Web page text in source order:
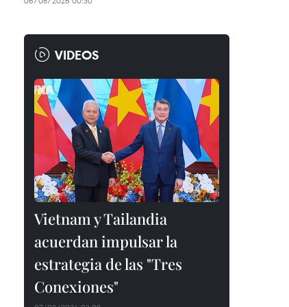
VIDEOS
Vietnam y Tailandia
acuerdan impulsar la
estrategia de las "Tres
Conexiones"